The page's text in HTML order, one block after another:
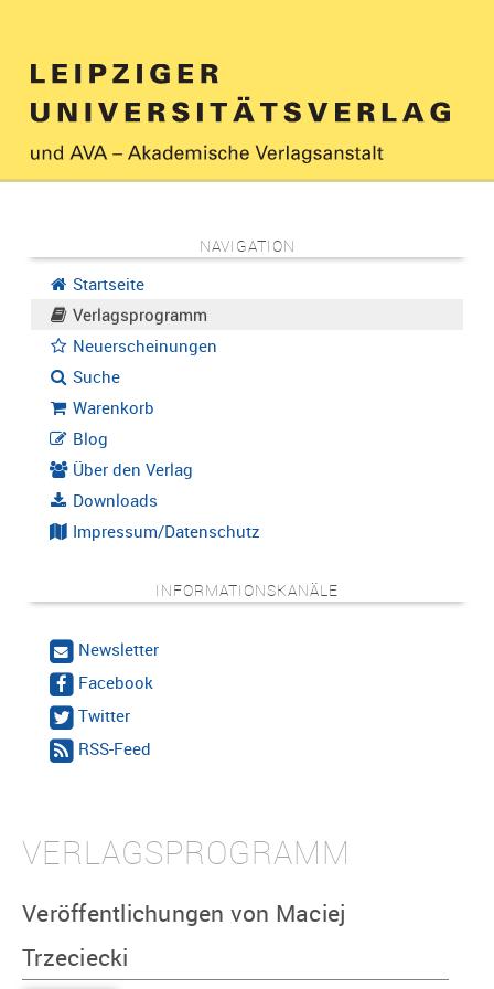
NAVIGATION
Startseite
Verlagsprogramm
Neuerscheinungen
Suche
Warenkorb
Blog
Über den Verlag
Downloads
Impressum/Datenschutz
INFORMATIONSKANÄLE
Newsletter
Facebook
Twitter
RSS-Feed
VERLAGSPROGRAMM
Veröffentlichungen von Maciej
Trzeciecki